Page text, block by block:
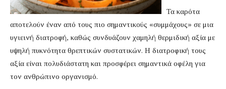
Τα καρότα
αποτελούν έναν από τους πιο σημαντικούς «συμμάχους» σε μια
υγιεινή διατροφή, καθώς συνδυάζουν χαμηλή θερμιδική αξία με
υψηλή πυκνότητα θρεπτικών συστατικών. Η διατροφική τους
αξία είναι πολυδιάστατη και προσφέρει σημαντικά οφέλη για
τον ανθρώπινο οργανισμό.